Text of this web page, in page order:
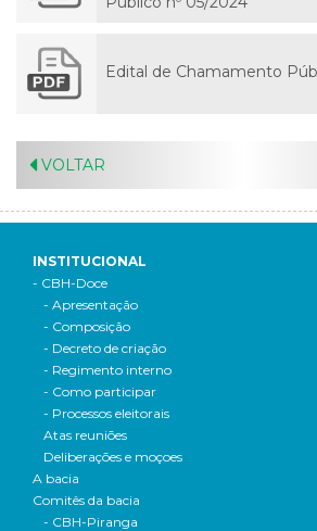
Edital de Chamamento
VOLTAR
INSTITUCIONAL
- CBH-Doce
- Apresentação
- Composição
- Decreto de criação
- Regimento interno
- Como participar
- Processos eleitorais
Atas reuniões
Deliberações e moçoes
A bacia
Comitês da bacia
- CBH-Piranga